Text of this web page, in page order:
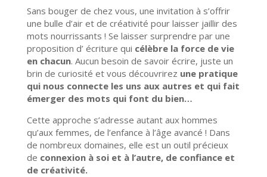
Sans bouger de chez vous, une invitation à s’offrir
une bulle d’air et de créativité pour laisser jaillir des
mots nourrissants ! Se laisser surprendre par une
proposition d’ écriture qui célèbre la force de vie
en chacun. Aucun besoin de savoir écrire, juste un
brin de curiosité et vous découvrirez une pratique
qui nous connecte les uns aux autres et qui fait
émerger des mots qui font du bien…
Cette approche s’adresse autant aux hommes
qu’aux femmes, de l’enfance à l’âge avancé ! Dans
de nombreux domaines, elle est un outil précieux
de connexion à soi et à l’autre, de confiance et
de créativité.